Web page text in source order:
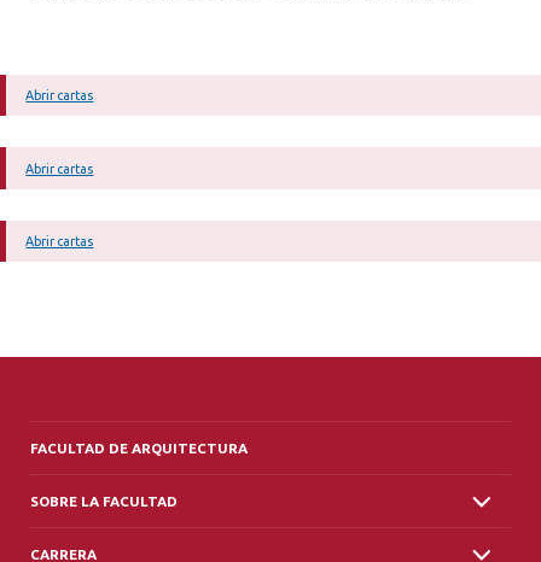
Abrir cartas
Abrir cartas
Abrir cartas
FACULTAD DE ARQUITECTURA
SOBRE LA FACULTAD
CARRERA